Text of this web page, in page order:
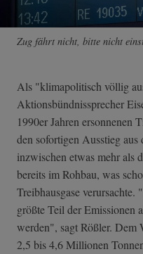
Zug fährt nicht, bitte nicht
Als "klimapolitisch völlig
Aktionsbündnissprecher
1990er Jahren ersonnenen
den sofortigen Ausstieg
inzwischen etwas mehr als
bereits im Rohbau, was
Treibhausgase
größte Teil der Emissionen
werden", sagt Rößler. Dem
2,5 bis 4,6 Millionen